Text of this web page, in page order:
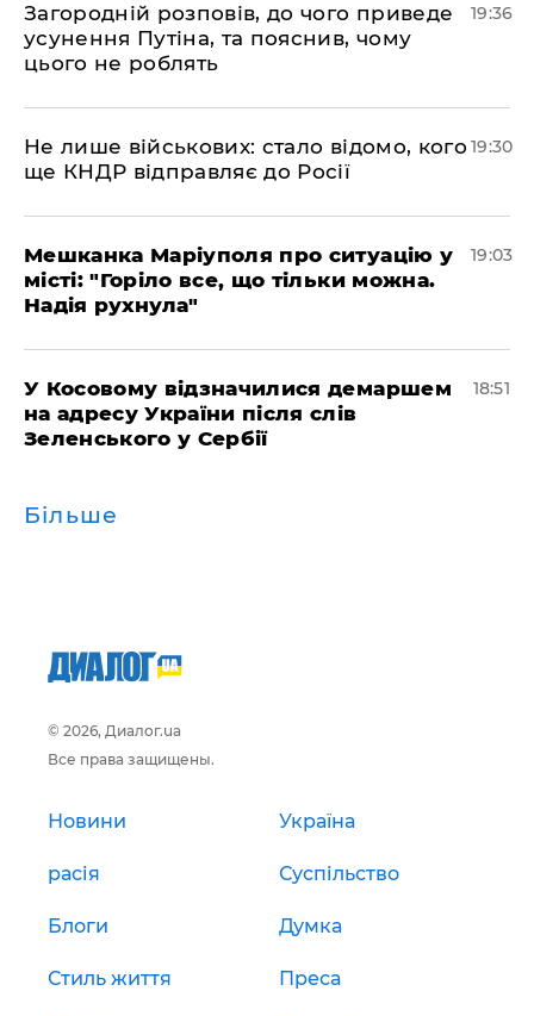
Загородній розповів, до чого приведе
усунення Путіна, та пояснив, чому
цього не роблять
19:36
Не лише військових: стало відомо, кого
ще КНДР відправляє до Росії
19:30
Мешканка Маріуполя про ситуацію у
місті: "Горіло все, що тільки можна.
Надія рухнула"
19:03
У Косовому відзначилися демаршем
на адресу України після слів
Зеленського у Сербії
18:51
Більше
© 2026, Диалог.ua
Все права защищены.
Новини Україна
расія Суспільство
Блоги Думка
Стиль життя Преса